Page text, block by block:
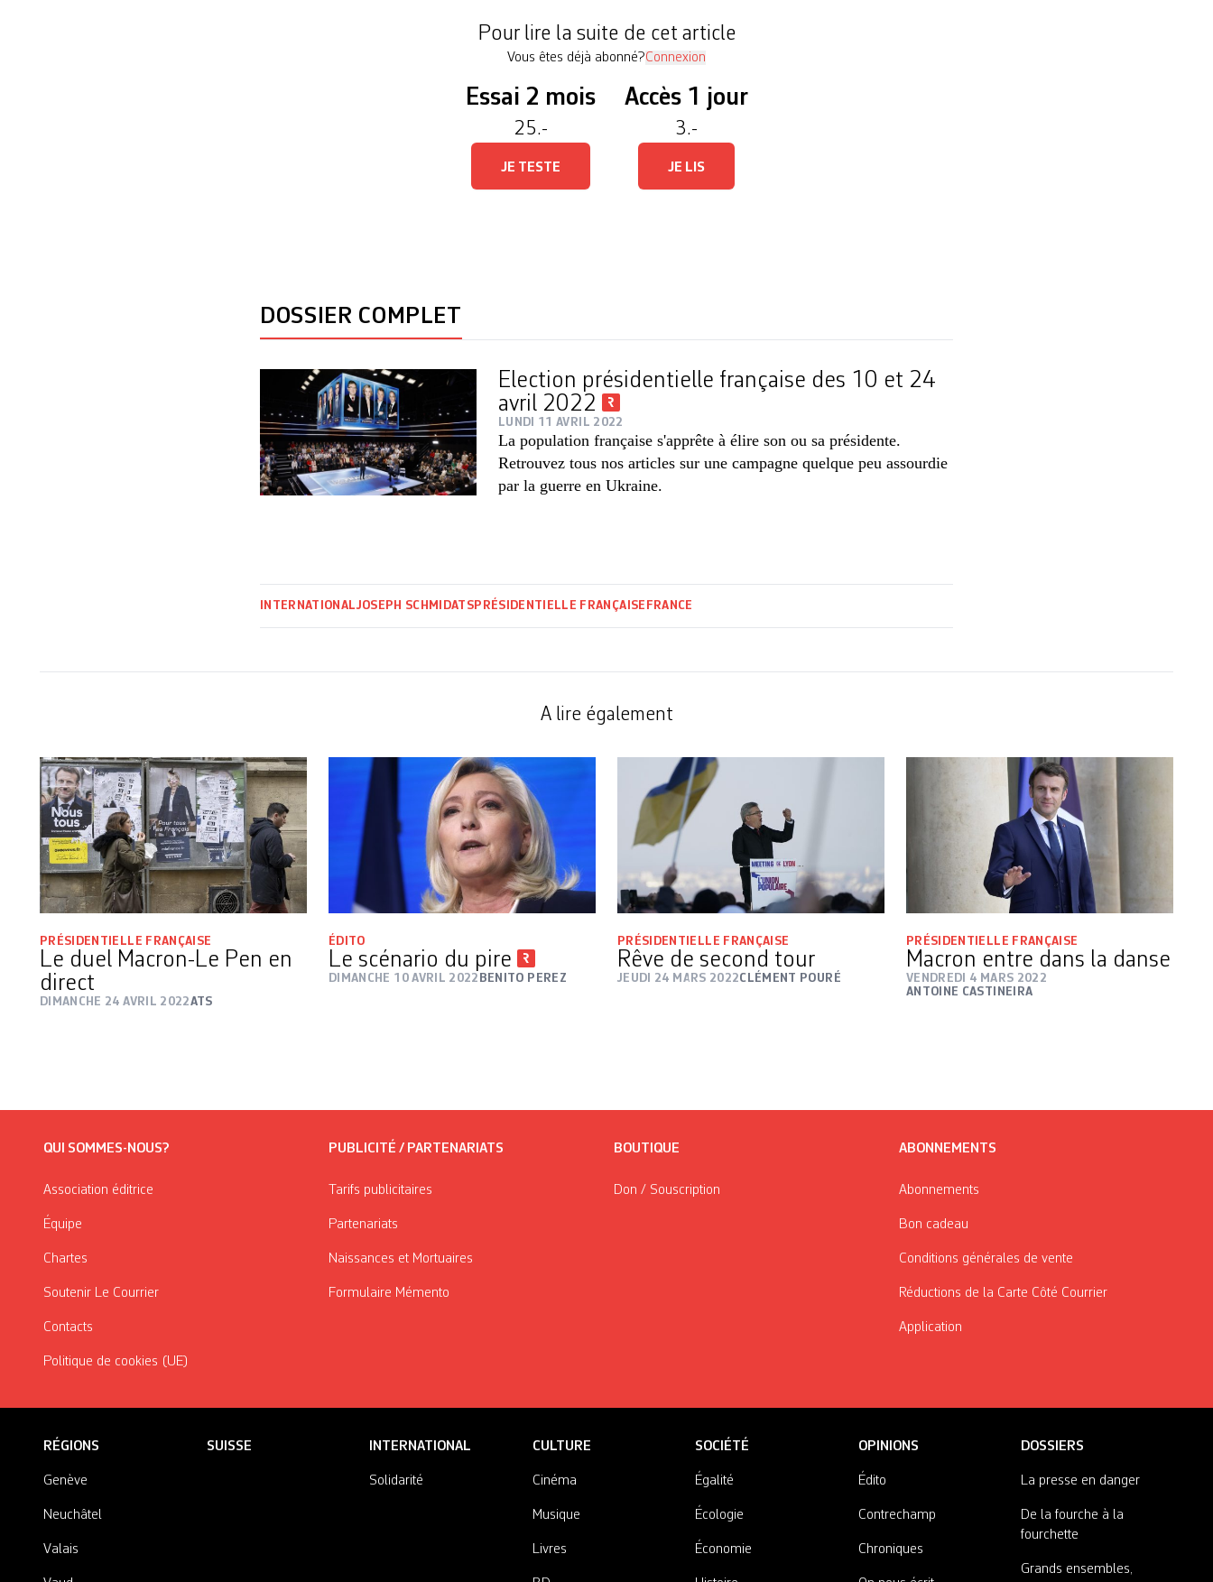
Pour lire la suite de cet article
Vous êtes déjà abonné?Connexion
Essai 2 mois
25.-
JE TESTE
Accès 1 jour
3.-
JE LIS
DOSSIER COMPLET
Election présidentielle française des 10 et 24
avril 2022
LUNDI 11 AVRIL 2022
La population française s'apprête à élire son ou sa présidente.
Retrouvez tous nos articles sur une campagne quelque peu assourdie
par la guerre en Ukraine.
INTERNATIONALJOSEPH SCHMIDATS PRÉSIDENTIELLE FRANÇAISE FRANCE
A lire également
PRÉSIDENTIELLE FRANÇAISE
Le duel Macron-Le Pen en
direct
DIMANCHE 24 AVRIL 2022ATS
ÉDITO
Le scénario du pire
DIMANCHE 10 AVRIL 2022 BENITO PEREZ
PRÉSIDENTIELLE FRANÇAISE
Rêve de second tour
JEUDI 24 MARS 2022CLÉMENT POURÉ
PRÉSIDENTIELLE FRANÇAISE
Macron entre dans la danse
VENDREDI 4 MARS 2022
ANTOINE CASTINEIRA
QUI SOMMES-NOUS?
Association éditrice
Équipe
Chartes
Soutenir Le Courrier
Contacts
Politique de cookies (UE)
PUBLICITÉ / PARTENARIATS
Tarifs publicitaires
Partenariats
Naissances et Mortuaires
Formulaire Mémento
BOUTIQUE
Don / Souscription
ABONNEMENTS
Abonnements
Bon cadeau
Conditions générales de vente
Réductions de la Carte Côté Courrier
Application
RÉGIONS
Genève
Neuchâtel
Valais
SUISSE INTERNATIONAL
Solidarité
CULTURE
Cinéma
Musique
Livres
SOCIÉTÉ
Égalité
Écologie
Économie
OPINIONS
Édito
Contrechamp
Chroniques
DOSSIERS
La presse en danger
De la fourche à la
fourchette
Grands ensembles,